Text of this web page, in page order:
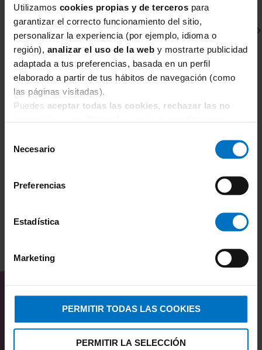
Utilizamos cookies propias y de terceros para
garantizar el correcto funcionamiento del sitio,
personalizar la experiencia (por ejemplo, idioma o
región), analizar el uso de la web y mostrarte publicidad
adaptada a tus preferencias, basada en un perfil
elaborado a partir de tus hábitos de navegación (como
las páginas visitadas).
Puedes aceptar todas las cookies, rechazar las no
Necesario
Preferencias
Estadística
Marketing
PERMITIR TODAS LAS COOKIES
PERMITIR LA SELECCIÓN
SIMONE PERELE
57,00 €
TAMBIÉN TE PUEDE